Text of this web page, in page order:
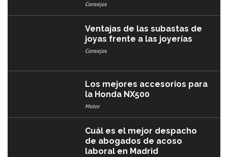
Consejos
Ventajas de las subastas de
joyas frente a las joyerías
Consejos
Los mejores accesorios para
la Honda NX500
Motor
Cuál es el mejor despacho
de abogados de acoso
laboral en Madrid